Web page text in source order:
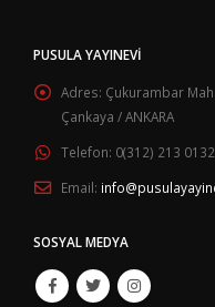
PUSULA YAYINEVI
Adres: Çukurambar
Çankaya / ANKARA
Telefon: 0(312) 213 0132
Email:
SOSYAL MEDYA